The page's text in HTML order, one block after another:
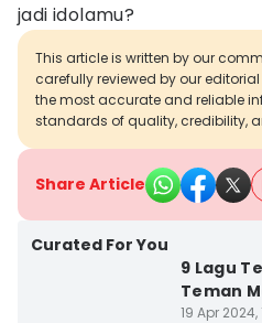
jadi idolamu?
This article is written by our
carefully reviewed by our
the most accurate and reliable
standards of quality, credibility,
Share Article
Curated For You
9 Lagu
Teman
19 Apr 2024,